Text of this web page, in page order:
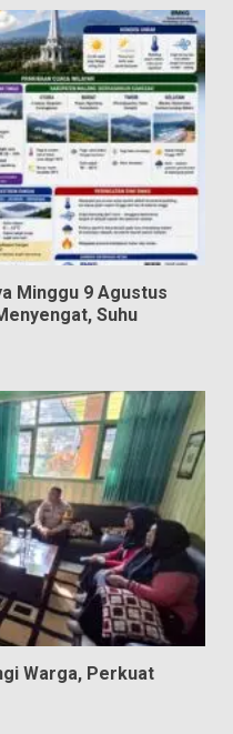
Minggu 9 Agustus
Suhu
Warga, Perkuat